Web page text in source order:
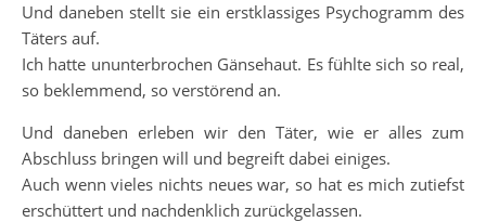
Und daneben stellt sie ein erstklassiges Psychogramm des
Täters auf.
Ich hatte ununterbrochen Gänsehaut. Es fühlte sich so real,
so beklemmend, so verstörend an.
Und daneben erleben wir den Täter, wie er alles zum
Abschluss bringen will und begreift dabei einiges.
Auch wenn vieles nichts neues war, so hat es mich zutiefst
erschüttert und nachdenklich zurückgelassen.